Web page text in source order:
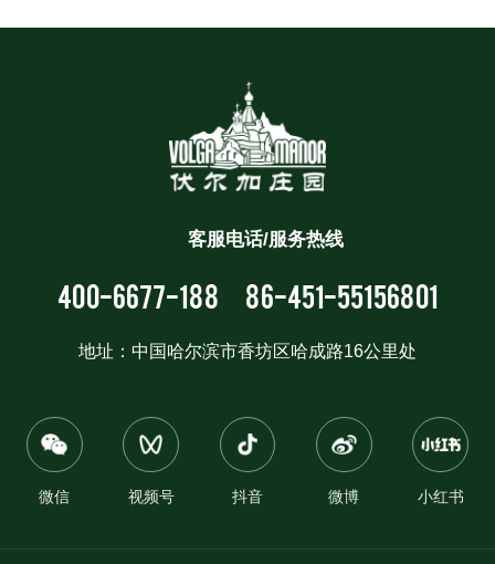
客服电话/服务热线
400-6677-188 86-451-55156801
地址：中国哈尔滨市香坊区哈成路16公里处
微信 视频号 抖音 微博 小红书